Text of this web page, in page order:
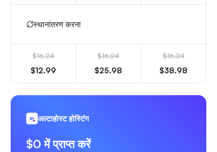
स्थानांतरण करना
$16.24
$12.99
$16.24
$25.98
$16.24
$38.98
अल्टाहोस्ट होस्टिंग
$0 में प्राप्त करें